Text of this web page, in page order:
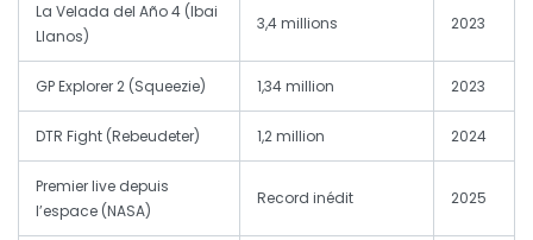
La Velada del Año 4 (Ibai
Llanos)
3,4 millions 2023
GP Explorer 2 (Squeezie) 1,34 million 2023
DTR Fight (Rebeudeter) 1,2 million 2024
Premier live depuis
l’espace (NASA)
Record inédit 2025